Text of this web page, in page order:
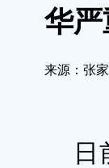
华
来源：张